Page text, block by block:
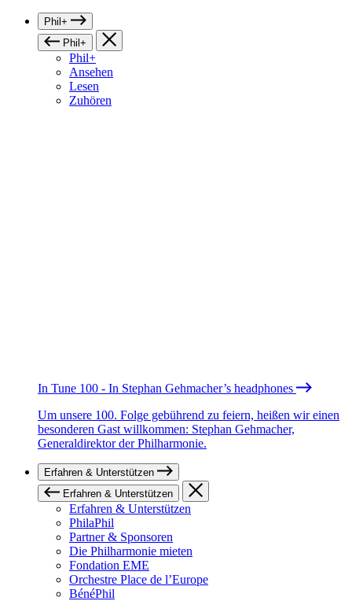
Phil+
Phil+
Phil+
Ansehen
Lesen
Zuhören
In Tune 100 - In Stephan Gehmacher’s headphones
Um unsere 100. Folge gebührend zu feiern, heißen wir einen
besonderen Gast willkommen: Stephan Gehmacher,
Generaldirektor der Philharmonie.
Erfahren & Unterstützen
Erfahren & Unterstützen
Erfahren & Unterstützen
PhilaPhil
Partner & Sponsoren
Die Philharmonie mieten
Fondation EME
Orchestre Place de l’Europe
BénéPhil